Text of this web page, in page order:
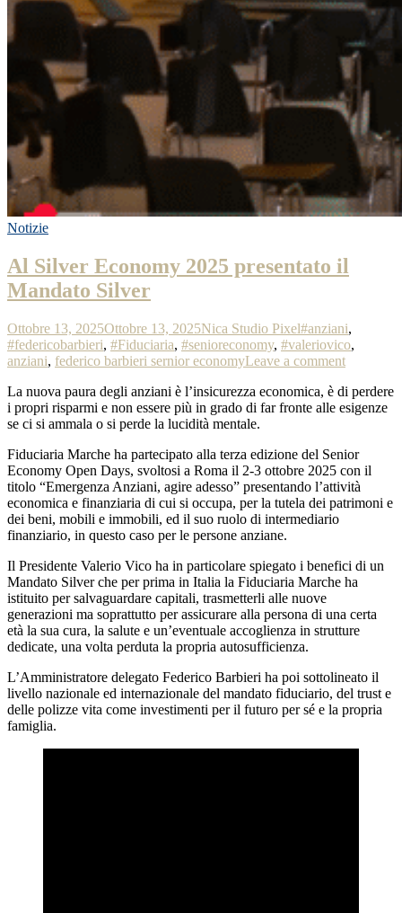
Notizie
Al Silver Economy 2025 presentato il
Mandato Silver
Ottobre 13, 2025Ottobre 13, 2025Nica Studio Pixel#anziani,
#federicobarbieri, #Fiduciaria, #senioreconomy, #valeriovico,
anziani, federico barbieri sernior economyLeave a comment
La nuova paura degli anziani è l’insicurezza economica, è di perdere
i propri risparmi e non essere più in grado di far fronte alle esigenze
se ci si ammala o si perde la lucidità mentale.
Fiduciaria Marche ha partecipato alla terza edizione del Senior
Economy Open Days, svoltosi a Roma il 2-3 ottobre 2025 con il
titolo “Emergenza Anziani, agire adesso” presentando l’attività
economica e finanziaria di cui si occupa, per la tutela dei patrimoni e
dei beni, mobili e immobili, ed il suo ruolo di intermediario
finanziario, in questo caso per le persone anziane.
Il Presidente Valerio Vico ha in particolare spiegato i benefici di un
Mandato Silver che per prima in Italia la Fiduciaria Marche ha
istituito per salvaguardare capitali, trasmetterli alle nuove
generazioni ma soprattutto per assicurare alla persona di una certa
età la sua cura, la salute e un’eventuale accoglienza in strutture
dedicate, una volta perduta la propria autosufficienza.
L’Amministratore delegato Federico Barbieri ha poi sottolineato il
livello nazionale ed internazionale del mandato fiduciario, del trust e
delle polizze vita come investimenti per il futuro per sé e la propria
famiglia.